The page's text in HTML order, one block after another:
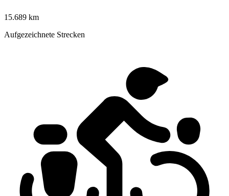
15.689 km
Aufgezeichnete Strecken